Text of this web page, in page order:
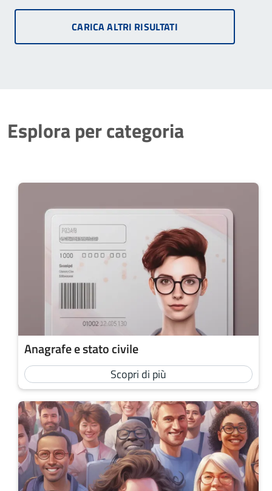
CARICA ALTRI RISULTATI
Esplora per categoria
Anagrafe e stato civile
Scopri di più